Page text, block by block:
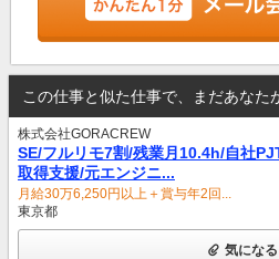
この仕事と似た仕事で、まだあなた
株式会社GORACREW
SE/フルリモ7割/残業月10.4h/自社
取得支援/元エンジニ...
月給30万6,250円以上＋賞与年2回...
東京都
気になる